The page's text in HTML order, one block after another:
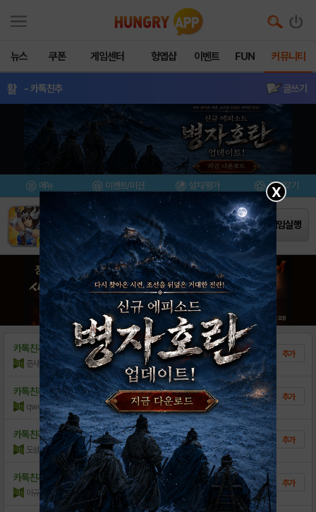
뉴스 쿠폰 게임센터 헝앱샵 이벤트 FUN 커뮤니티
활 - 카톡친추 글쓰기
메뉴 이벤트/미션 설치/평가 즐겨찾기
액션/대전
카톡친추 활친구해요 mks4958
준샤이뿅뿅 조회수:80 16.02.05
추가
카톡친추 활친구해요 .flsk579활친추세여
qweryd12 조회수:159 15.12.26
추가
카톡친추 활친추ehtjdwo1
도성재 조회수:88 15.12.25
추가
카톡친추 활 등 게임친구구해요 ink7s
이규현GG7N 조회수:53 15.12.25
추가
X